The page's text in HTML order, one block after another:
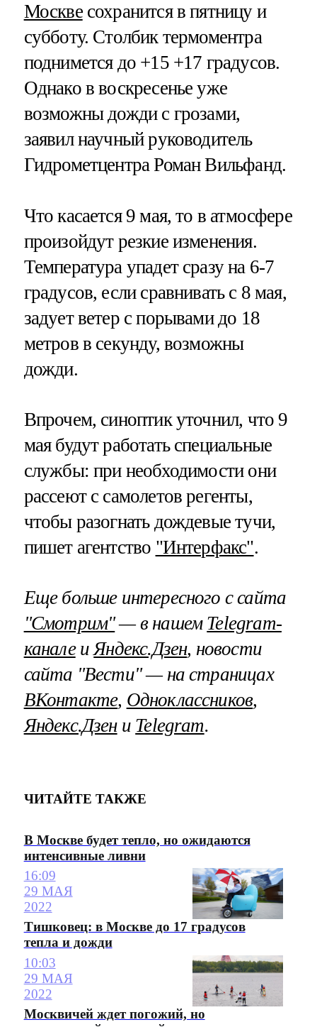
Москвесохранится в пятницу и
субботу. Столбик термоментра
поднимется до +15 +17 градусов.
Однако в воскресенье уже
возможны дожди с грозами,
заявил научный руководитель
Гидрометцентра Роман Вильфанд.
Что касается 9 мая, то в атмосфере
произойдут резкие изменения.
Температура упадет сразу на 6-7
градусов, если сравнивать с 8 мая,
задует ветер с порывами до 18
метров в секунду, возможны
дожди.
Впрочем, синоптик уточнил, что 9
мая будут работать специальные
службы: при необходимости они
рассеют с самолетов регенты,
чтобы разогнать дождевые тучи,
пишет агентство "Интерфакс".
Еще больше интересного с сайта
"Смотрим"— в нашем Telegram-
каналеи Яндекс.Дзен, новости
сайта "Вести" — на страницах
ВКонтакте, Одноклассников,
Яндекс.Дзени Telegram.
ЧИТАЙТЕ ТАКЖЕ
В Москве будет тепло, но ожидаются
интенсивные ливни
16:09
29 МАЯ
2022
Тишковец: в Москве до 17 градусов
тепла и дожди
10:03
29 МАЯ
2022
Москвичей ждет погожий, но